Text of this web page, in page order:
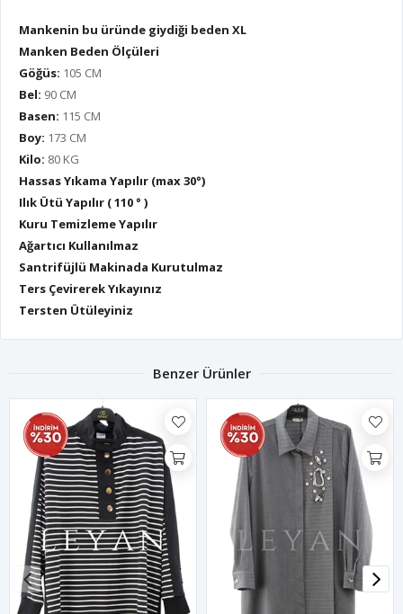
Mankenin bu üründe giydiği beden XL
Manken Beden Ölçüleri
Göğüs: 105 CM
Bel: 90 CM
Basen: 115 CM
Boy: 173 CM
Kilo: 80 KG
Hassas Yıkama Yapılır (max 30°)
Ilık Ütü Yapılır ( 110 ° )
Kuru Temizleme Yapılır
Ağartıcı Kullanılmaz
Santrifüjlü Makinada Kurutulmaz
Ters Çevirerek Yıkayınız
Tersten Ütüleyiniz
Benzer Ürünler